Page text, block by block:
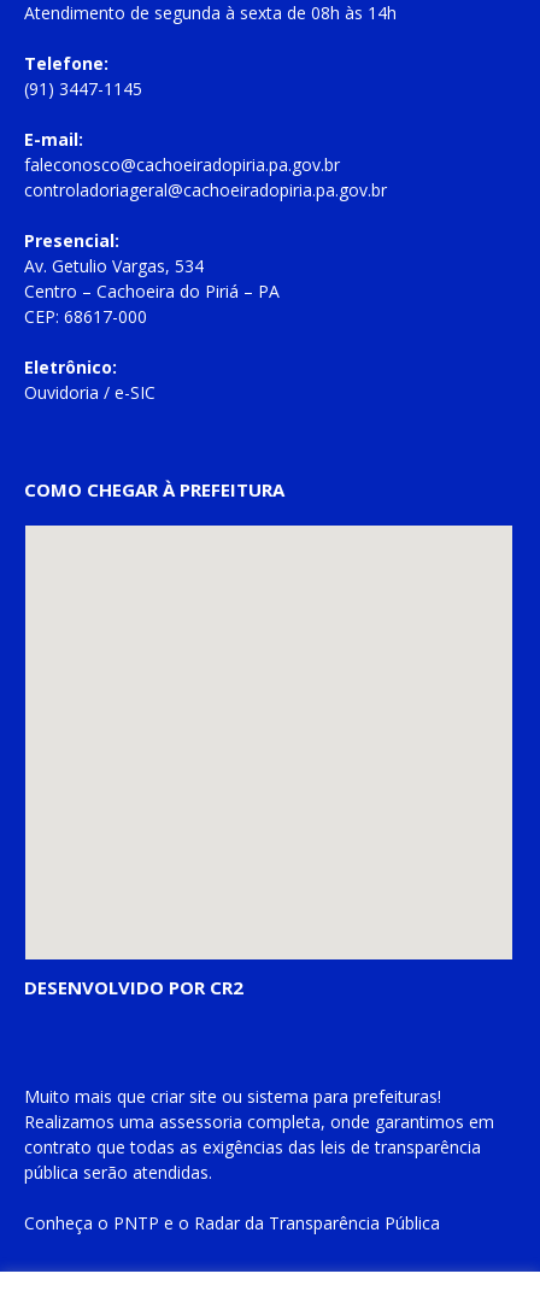
Atendimento de segunda à sexta de 08h às 14h
Telefone:
(91) 3447-1145
E-mail:
faleconosco@cachoeiradopiria.pa.gov.br
controladoriageral@cachoeiradopiria.pa.gov.br
Presencial:
Av. Getulio Vargas, 534
Centro – Cachoeira do Piriá – PA
CEP: 68617-000
Eletrônico:
Ouvidoria / e-SIC
COMO CHEGAR À PREFEITURA
DESENVOLVIDO POR CR2
Muito mais que criar site ou sistema para prefeituras!
Realizamos uma assessoria completa, onde garantimos em
contrato que todas as exigências das leis de transparência
pública serão atendidas.
Conheça o PNTP e o Radar da Transparência Pública